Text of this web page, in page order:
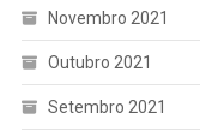
Novembro 2021
Outubro 2021
Setembro 2021